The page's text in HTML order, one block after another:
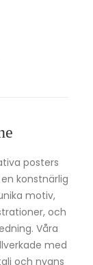
posters
konstnärlig
motiv,
och
Våra
med
och nyans